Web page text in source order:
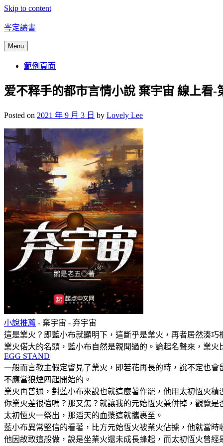
Skip to content
岑定讀書
Menu
範例頁面
爱不释手的都市言情小說 棄宇宙 線上看
Posted on 2021 年 9 月 3 日 by Lovely Lee
小說推薦 - 棄宇宙 - 弃宇宙
這是業火？即藍小布就顯明下，這斷乎是業火，再者居然湊
業火偌大的名頭，藍小布自然是親聞過的。論起名聲來，業
EGG STAND
一般而言教主假定瞥見了業火，即若花再長的時，說不定也
不應當狼煙四起開始的。
業火再普通，對藍小布來說也就這麼著作罷，他用太初恆火
你業火差很強嗎？那又怎？就讓我的元始恆火兼併掉，觀覽
太初恆火一祭出，那滔天的血漿這就攜裹至。
藍小布異常堅信的看著，比方元始恆火被業火佔據，他就當時
他因故敢這般做，說是坐業火還未成長蜂起，而太初恆火曾經